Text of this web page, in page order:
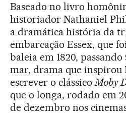
Baseado no livro
historiador Nathaniel
a dramática história da
embarcação Essex, que
baleia em 1820,
mar, drama que inspirou
escrever o clássicoMoby
que o longa, rodado em
de dezembro nos